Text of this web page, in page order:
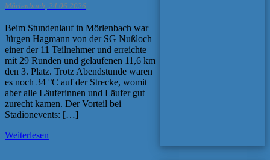
Mörlenbach, 24.06.2026
Beim Stundenlauf in Mörlenbach war
Jürgen Hagmann von der SG Nußloch
einer der 11 Teilnehmer und erreichte
mit 29 Runden und gelaufenen 11,6 km
den 3. Platz. Trotz Abendstunde waren
es noch 34 °C auf der Strecke, womit
aber alle Läuferinnen und Läufer gut
zurecht kamen. Der Vorteil bei
Stadionevents: […]
Weiterlesen